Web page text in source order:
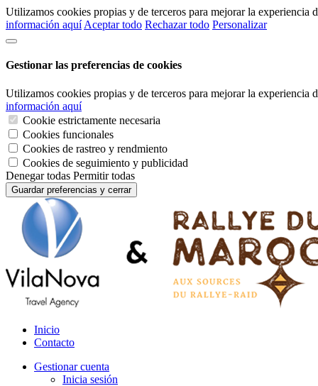
Utilizamos cookies propias y de terceros para mejorar la experiencia
información aquí Aceptar todo Rechazar todo Personalizar
Gestionar las preferencias de cookies
Utilizamos cookies propias y de terceros para mejorar la experiencia
información aquí
Cookie estrictamente necesaria
Cookies funcionales
Cookies de rastreo y rendmiento
Cookies de seguimiento y publicidad
Denegar todas Permitir todas
Guardar preferencias y cerrar
Inicio
Contacto
Gestionar cuenta
Inicia sesión